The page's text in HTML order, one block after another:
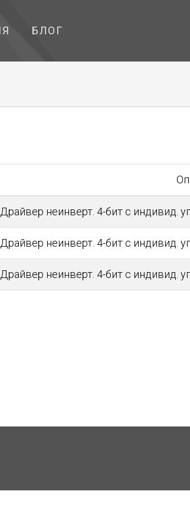
БЛОГ
Драйвер неинверт. 4-бит с индивид.
Драйвер неинверт. 4-бит с индивид.
Драйвер неинверт. 4-бит с индивид.